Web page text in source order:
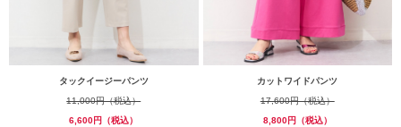
タックイージーパンツ
11,000円（税込）
6,600円（税込）
カットワイドパンツ
17,600円（税込）
8,800円（税込）